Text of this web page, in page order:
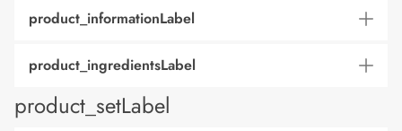
product_informationLabel
product_ingredientsLabel
product_setLabel